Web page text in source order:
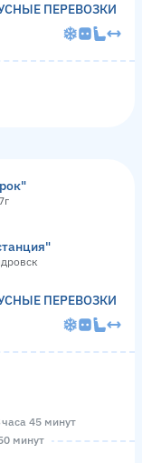
ПЕРЕВОЗКИ
ПЕРЕВОЗКИ
45 минут
минут